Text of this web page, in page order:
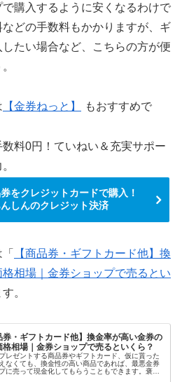
購入するように安くなるわけで
どの手数料もかかりますが、ギ
たい場合など、こちらの方が便
【金券ねっと】
もおすすめで
料0円！ていねい＆充実サポー
をクレジットカードで購入！
しんのクレジット決済
【商品券・ギフトカード他】換
相場｜金券ショップで売るとい
。
券・ギフトカード他】換金率が高い金券の
格相場｜金券ショップで売るといくら？
レゼントする商品券やギフトカード、仮に貰った
なくても、換金性の高い商品であれば、最悪金券
に売って現金化してもらうこともできます。褒め